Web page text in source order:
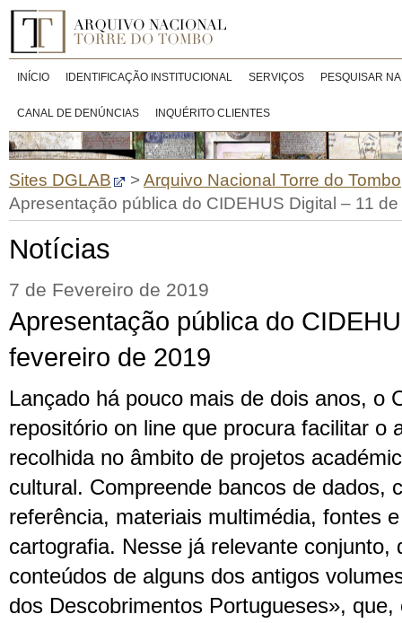
INÍCIO IDENTIFICAÇÃO INSTITUCIONAL SERVIÇOS PESQUISAR
CANAL DE DENÚNCIAS INQUÉRITO CLIENTES
Sites DGLAB >Arquivo Nacional Torre do Tombo
Apresentação pública do CIDEHUS Digital – 11
Notícias
7 de Fevereiro de 2019
Apresentação pública do
fevereiro de 2019
Lançado há pouco mais de dois anos, o
repositório on line que procura facilitar o
recolhida no âmbito de projetos
cultural. Compreende bancos de dados,
referência, materiais multimédia, fontes
cartografia. Nesse já relevante conjunto,
conteúdos de alguns dos antigos
dos Descobrimentos Portugueses»,